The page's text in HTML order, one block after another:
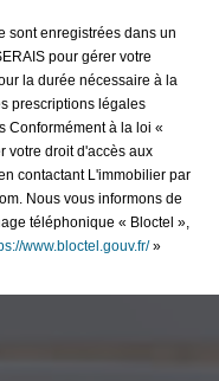
sont enregistrées dans un
pour gérer votre
la durée nécessaire à la
prescriptions légales
Conformément à la loi «
votre droit d'accès aux
contactant L'immobilier par
Nous vous informons de
téléphonique « Bloctel »,
www.bloctel.gouv.fr/»